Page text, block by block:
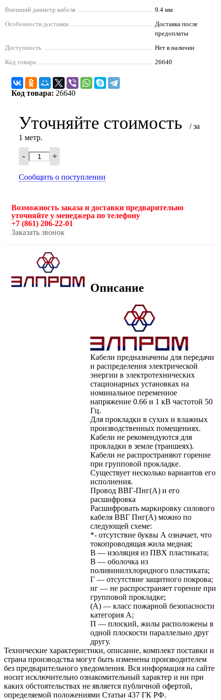
Внешний диаметр кабеля
9.4 мм
Особенности доставки
Доставка после
предоплаты
Доступность
Нет в наличии
Код товара
26640
Код товара: 26640
Уточняйте стоимость
/ за
1 метр.
- +
Сообщить о поступлении
Возможность заказа и доставки предварительно
уточняйте у менеджера по телефону
+7 (861) 206-22-01
Заказать звонок
Описание
Кабели предназначены для передачи
и распределения электрической
энергии в электротехнических
стационарных установках на
номинальное переменное
напряжение 0.66 и 1 кВ частотой 50
Гц.
Для прокладки в сухих и влажных
производственных помещениях.
Кабели не рекомендуются для
прокладки в земле (траншеях).
Кабели не распространяют горение
при групповой прокладке.
Существует несколько вариантов его
исполнения.
Провод ВВГ-Пнг(А) и его
расшифровка
Расшифровать маркировку силового
кабеля ВВГ Пнг(А) можно по
следующей схеме:
*- отсутствие буквы А означает, что
токопроводящая жила медная;
В — изоляция из ПВХ пластиката;
В — оболочка из
поливинилхлоридного пластиката;
Г — отсутствие защитного покрова;
нг — не распространяет горение при
групповой прокладке;
(А) — класс пожарной безопасности
категория A;
П — плоский, жилы расположены в
одной плоскости параллельно друг
другу.
Технические характеристики, описание, комплект поставки и
страна производства могут быть изменены производителем
без предварительного уведомления. Вся информация на сайте
носит исключительно ознакомительный характер и ни при
каких обстоятельствах не является публичной офертой,
определяемой положениями Статьи 437 ГК РФ.